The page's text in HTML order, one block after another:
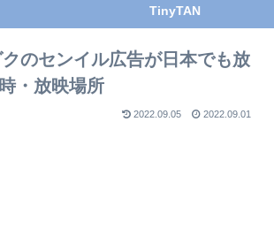
TinyTAN
のセンイル広告が日本でも放
・放映場所
2022.09.05 2022.09.01